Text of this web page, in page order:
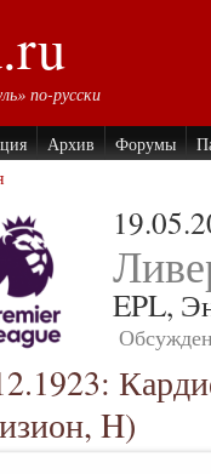
по-русски
Архив Форумы
EPL,
H)